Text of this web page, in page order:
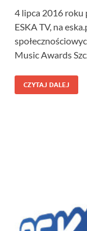
4 lipca 2016 roku
ESKA TV, na
Music Awards
CZYTAJ DALEJ